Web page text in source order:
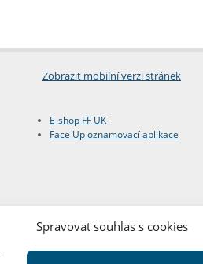
Spravovat souhlas s cookies
Zobrazit mobilní verzi stránek
E-shop FF UK
Face Up oznamovací aplikace